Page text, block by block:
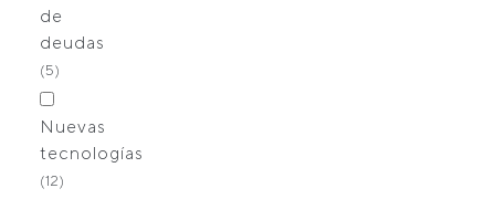
de
deudas
(5)
Nuevas
tecnologías
(12)